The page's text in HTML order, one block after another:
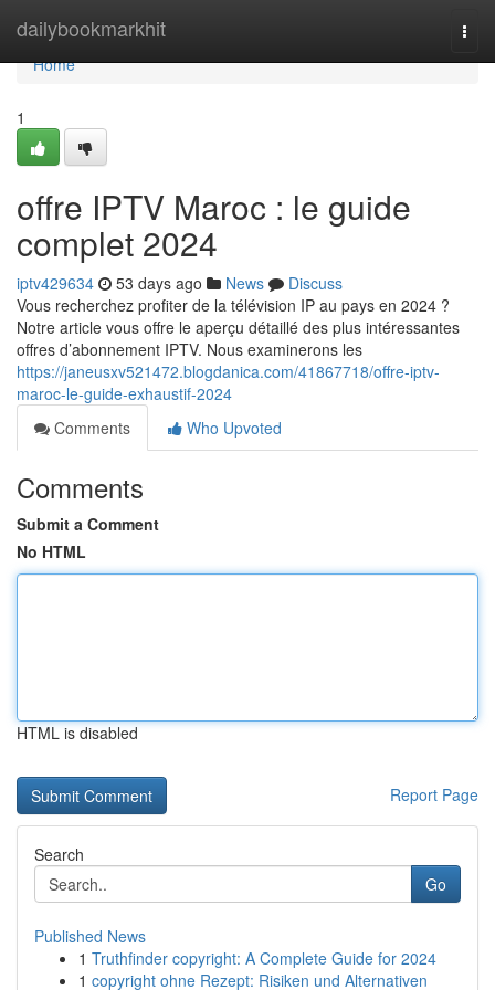
dailybookmarkhit
Home
Home
1
offre IPTV Maroc : le guide
complet 2024
iptv429634 53 days ago News
Discuss
Vous recherchez profiter de la télévision IP au pays en 2024 ?
Notre article vous offre le aperçu détaillé des plus intéressantes
offres d’abonnement IPTV. Nous examinerons les
https://janeusxv521472.blogdanica.com/41867718/offre-iptv-
maroc-le-guide-exhaustif-2024
Comments
Who Upvoted
Comments
Submit a Comment
No HTML
HTML is disabled
Report Page
Search
Go
Published News
1 Truthfinder copyright: A Complete Guide for 2024
1 copyright ohne Rezept: Risiken und Alternativen